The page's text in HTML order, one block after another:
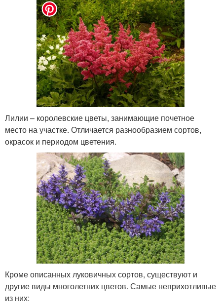
Лилии – королевские цветы, занимающие почетное
место на участке. Отличается разнообразием сортов,
окрасок и периодом цветения.
Кроме описанных луковичных сортов, существуют и
другие виды многолетних цветов. Самые неприхотливые
из них: